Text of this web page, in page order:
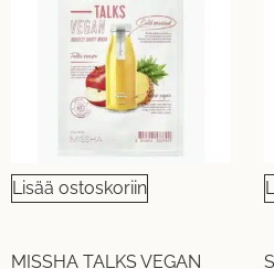
Lisää ostoskoriin
MISSHA TALKS VEGAN